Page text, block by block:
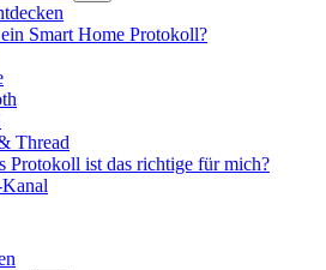
Smart Home Protokoll?
Thread
Protokoll ist das richtige für mich?